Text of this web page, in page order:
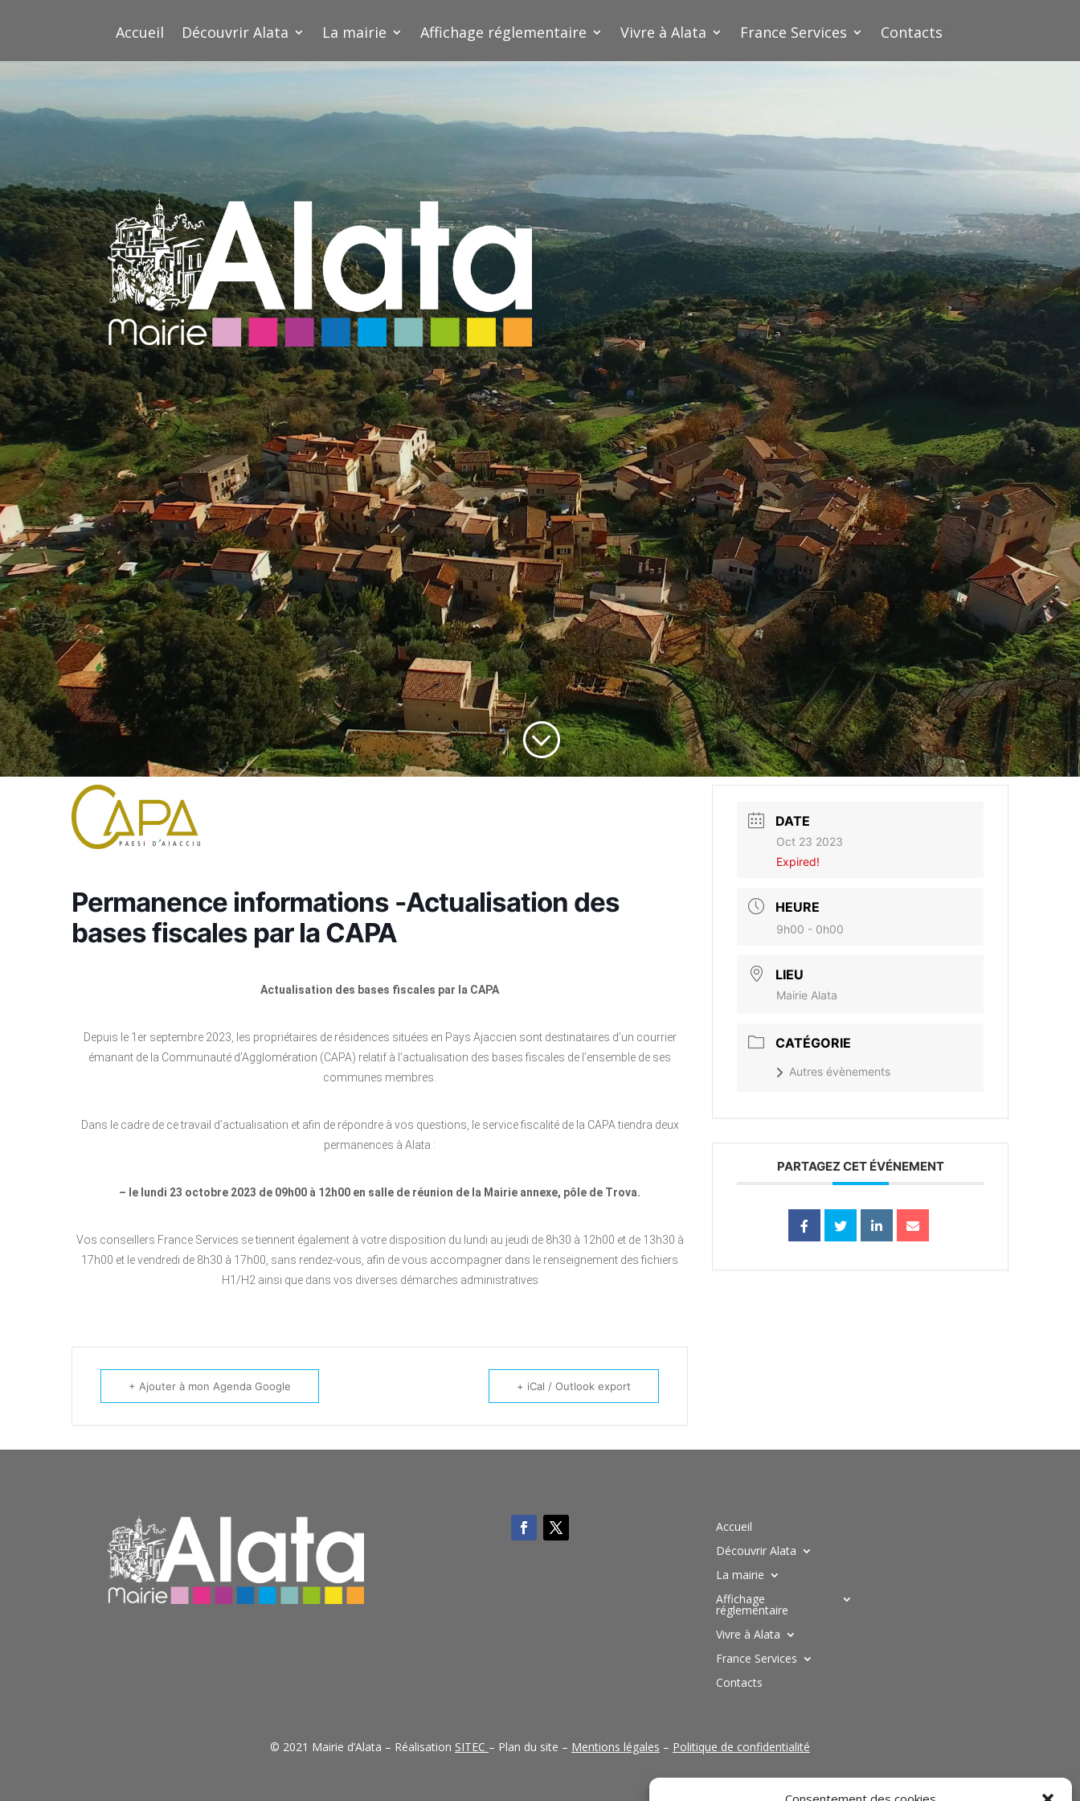
Accueil Découvrir Alata La mairie Affichage réglementaire Vivre à Alata France Services Contacts
;
Permanence informations -Actualisation des
bases fiscales par la CAPA
Actualisation des bases fiscales par la CAPA
Depuis le 1er septembre 2023, les propriétaires de résidences situées en Pays Ajaccien sont destinataires d’un courrier
émanant de la Communauté d’Agglomération (CAPA) relatif à l’actualisation des bases fiscales de l’ensemble de ses
communes membres.
Dans le cadre de ce travail d’actualisation et afin de répondre à vos questions, le service fiscalité de la CAPA tiendra deux
permanences à Alata :
– le lundi 23 octobre 2023 de 09h00 à 12h00 en salle de réunion de la Mairie annexe, pôle de Trova.
Vos conseillers France Services se tiennent également à votre disposition du lundi au jeudi de 8h30 à 12h00 et de 13h30 à
17h00 et le vendredi de 8h30 à 17h00, sans rendez-vous, afin de vous accompagner dans le renseignement des fichiers
H1/H2 ainsi que dans vos diverses démarches administratives
+ Ajouter à mon Agenda Google + iCal / Outlook export
DATE
Oct 23 2023
Expired!
HEURE
9h00 - 0h00
LIEU
Mairie Alata
CATÉGORIE
Autres évènements
PARTAGEZ CET ÉVÉNEMENT
Accueil
Découvrir Alata
La mairie
Affichage
réglementaire
Vivre à Alata
France Services
Contacts
© 2021 Mairie d’Alata – Réalisation SITEC – Plan du site – Mentions légales – Politique de confidentialité